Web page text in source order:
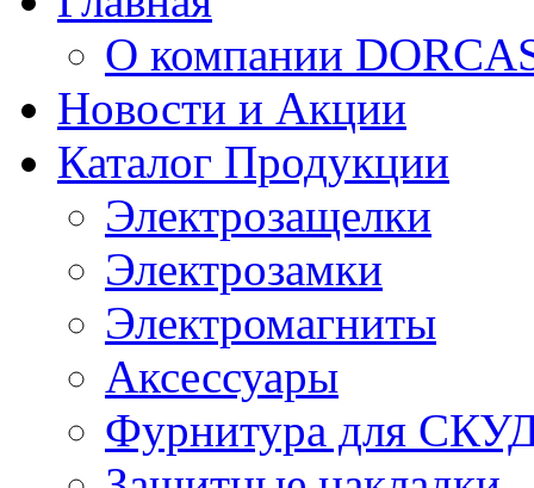
О компании
Новости и Акции
Каталог Продукции
Электрозащелки
Электрозамки
Электромагниты
Аксессуары
Фурнитура для